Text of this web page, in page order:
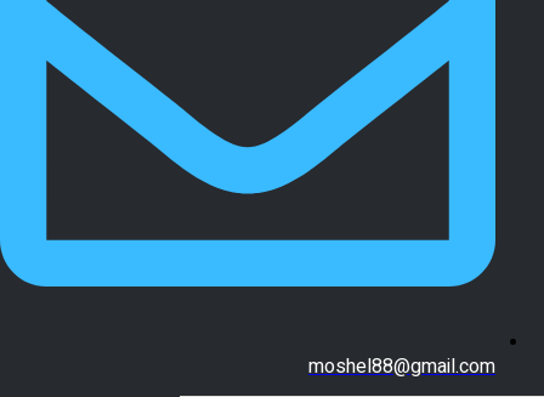
moshel88@gmail.com